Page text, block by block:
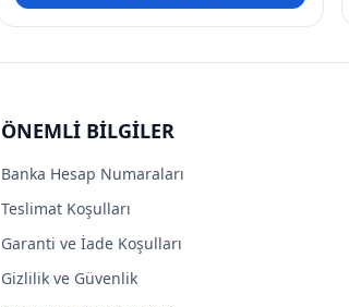
ÖNEMLİ BİLGİLER
Banka Hesap Numaraları
Teslimat Koşulları
Garanti ve İade Koşulları
Gizlilik ve Güvenlik